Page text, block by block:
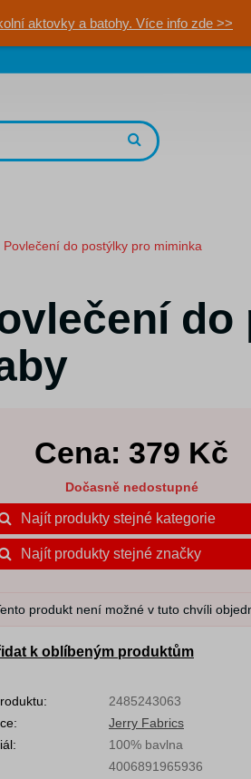
aktovky a batohy. Více info zde >>
Povlečení do postýlky pro miminka
Cena: 379 Kč
Dočasně nedostupné
Najít produkty stejné kategorie
Najít produkty stejné značky
produkt není možné v tuto chvíli
k oblíbeným produktům
2485243063
Jerry Fabrics
100% bavlna
4006891965936